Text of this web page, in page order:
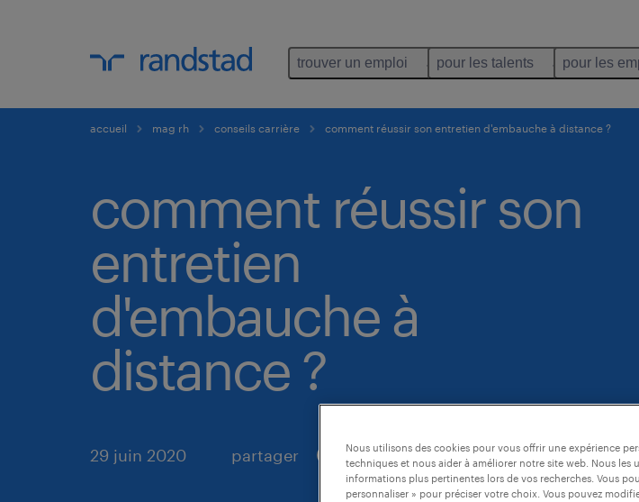
trouver un emploi pour les talents pour les
accueil mag rh conseils carrière comment réussir son entretien d'embauche à distance ?
comment réussir son
entretien
d'embauche à
distance ?
29 juin 2020 partager
Nous utilisons des cookies pour vous offrir une expérience
techniques et nous aider à améliorer notre site web. Nous les
informations plus pertinentes lors de vos recherches. Vous
personnaliser » pour préciser votre choix. Vous pouvez